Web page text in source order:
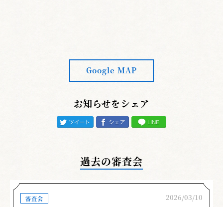
Google MAP
お知らせをシェア
過去の審査会
審査会 2026/03/10